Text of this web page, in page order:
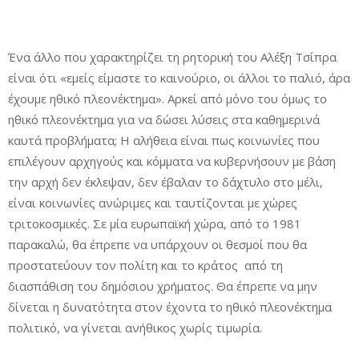
Ένα άλλο που χαρακτηρίζει τη ρητορική του Αλέξη Τσίπρα
είναι ότι «εμείς είμαστε το καινούριο, οι άλλοι το παλιό, άρα
έχουμε ηθικό πλεονέκτημα». Αρκεί από μόνο του όμως το
ηθικό πλεονέκτημα για να δώσει λύσεις στα καθημερινά
καυτά προβλήματα; Η αλήθεια είναι πως κοινωνίες που
επιλέγουν αρχηγούς και κόμματα να κυβερνήσουν με βάση
την αρχή δεν έκλεψαν, δεν έβαλαν το δάχτυλο στο μέλι,
είναι κοινωνίες ανώριμες και ταυτίζονται με χώρες
τριτοκοσμικές. Σε μία ευρωπαϊκή χώρα, από το 1981
παρακαλώ, θα έπρεπε να υπάρχουν οι θεσμοί που θα
προστατεύουν τον πολίτη και το κράτος από τη
διασπάθιση του δημόσιου χρήματος. Θα έπρεπε να μην
δίνεται η δυνατότητα στον έχοντα το ηθικό πλεονέκτημα
πολιτικό, να γίνεται ανήθικος χωρίς τιμωρία.